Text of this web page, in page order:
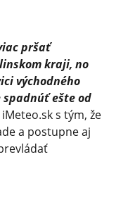
pršať
kraji, no
východného
spadnúť ešte od
s tým, že
a postupne aj